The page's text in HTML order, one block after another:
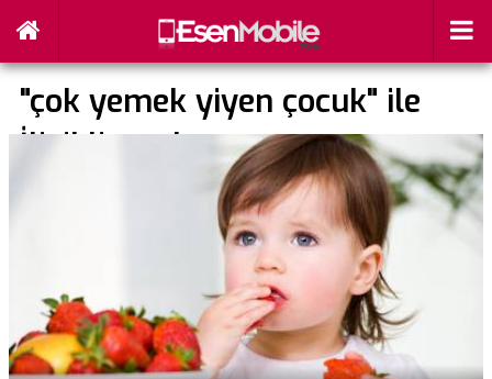
"çok yemek yiyen çocuk" ile
İlişikli yazılar